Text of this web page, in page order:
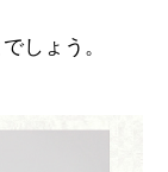
でしょう。